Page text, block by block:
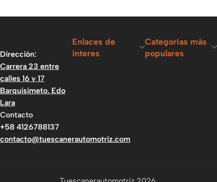
Dirección:
Carrera 23 entre
calles 16 y 17
Barquisimeto. Edo
Lara
Contacto
+58 4126788137
contacto@tuescanerautomotriz.com
Enlaces de
interes
Categorías más
populares